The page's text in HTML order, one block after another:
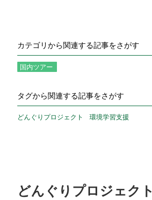
カテゴリから関連する記事をさがす
国内ツアー
タグから関連する記事をさがす
どんぐりプロジェクト 環境学習支援
どんぐりプロジェク